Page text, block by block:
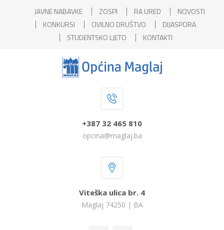
JAVNE NABAVKE ZOSPI RA URED
NOVOSTI
KONKURSI
CIVILNO DRUŠTVO
DIJASPORA
STUDENTSKO LJETO
KONTAKTI
+387 32 465 810
opcina@maglaj.ba
Viteška ulica br. 4
Maglaj 74250 | BA